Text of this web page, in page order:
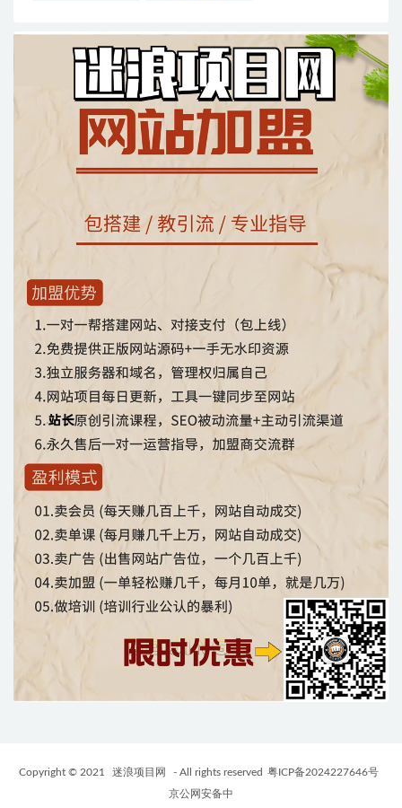
Copyright © 2021 迷浪项目网 - All rights reserved 粤ICP备2024227646号
京公网安备中